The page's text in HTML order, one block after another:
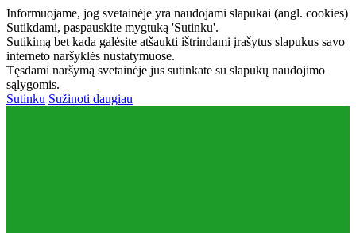
Informuojame, jog svetainėje yra naudojami slapukai (angl. cookies)
Sutikdami, paspauskite mygtuką 'Sutinku'.
Sutikimą bet kada galėsite atšaukti ištrindami įrašytus slapukus savo
interneto naršyklės nustatymuose.
Tęsdami naršymą svetainėje jūs sutinkate su slapukų naudojimo
sąlygomis.
Sutinku Sužinoti daugiau